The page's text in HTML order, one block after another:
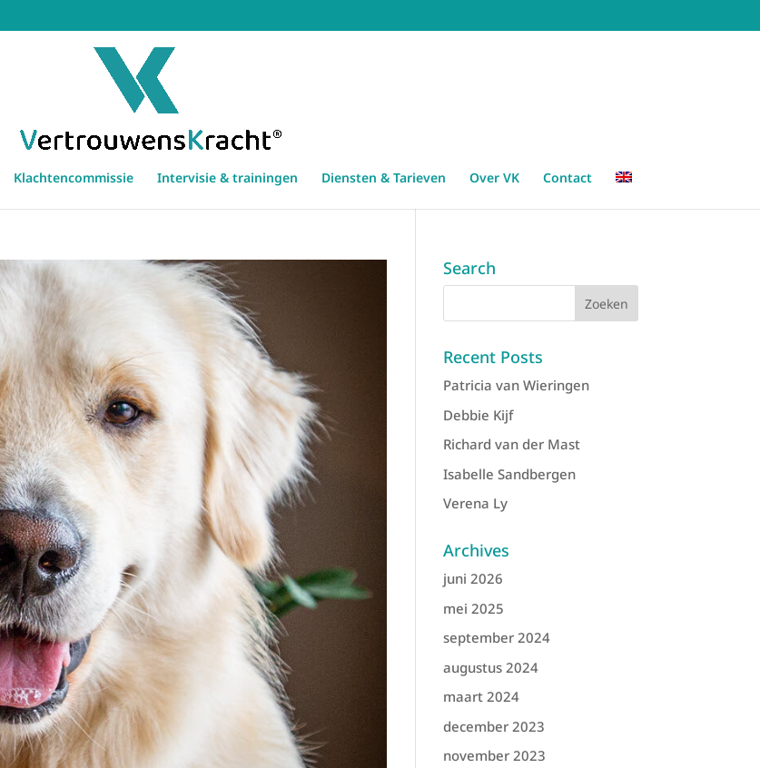
Klachtencommissie Intervisie & trainingen Diensten & Tarieven Over VK Contact
Search
Recent Posts
Patricia van Wieringen
Debbie Kijf
Richard van der Mast
Isabelle Sandbergen
Verena Ly
Archives
juni 2026
mei 2025
september 2024
augustus 2024
maart 2024
december 2023
november 2023